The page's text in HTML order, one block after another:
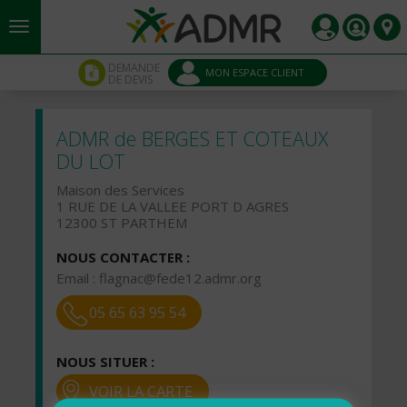
Aller au contenu principal
DEMANDE
DE DEVIS MON ESPACE CLIENT
ADMR de BERGES ET COTEAUX
DU LOT
Maison des Services
1 RUE DE LA VALLEE PORT D AGRES
12300 ST PARTHEM
NOUS CONTACTER :
Email : flagnac@fede12.admr.org
05 65 63 95 54
NOUS SITUER :
VOIR LA CARTE
Panneau de gestion des cookies